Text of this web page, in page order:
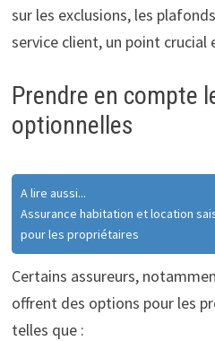
sur les exclusions, les
service client, un point crucial
Prendre en compte
optionnelles
A lire aussi...
Assurance habitation et location
pour les propriétaires
Certains assureurs,
offrent des options pour les
telles que :